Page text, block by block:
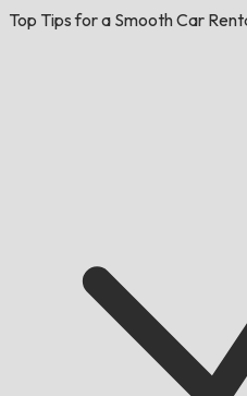
Top Tips for a Smooth Car